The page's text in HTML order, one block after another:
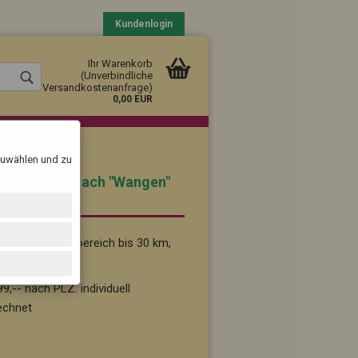
Kundenlogin
Ihr Warenkorb
(Unverbindliche
Versandkostenanfrage)
0,00 EUR
nach "Wangen"
59,-- im Nahbereich bis 30 km,
nach PLZ. individuell
und zu